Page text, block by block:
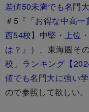
差値50未満でも名門
＃5 『「お得な中高
西54校】中堅・上位
は？』 ）、東海圏そ
校」ランキング【
値でも名門大に強い学
ので参照して欲しい。